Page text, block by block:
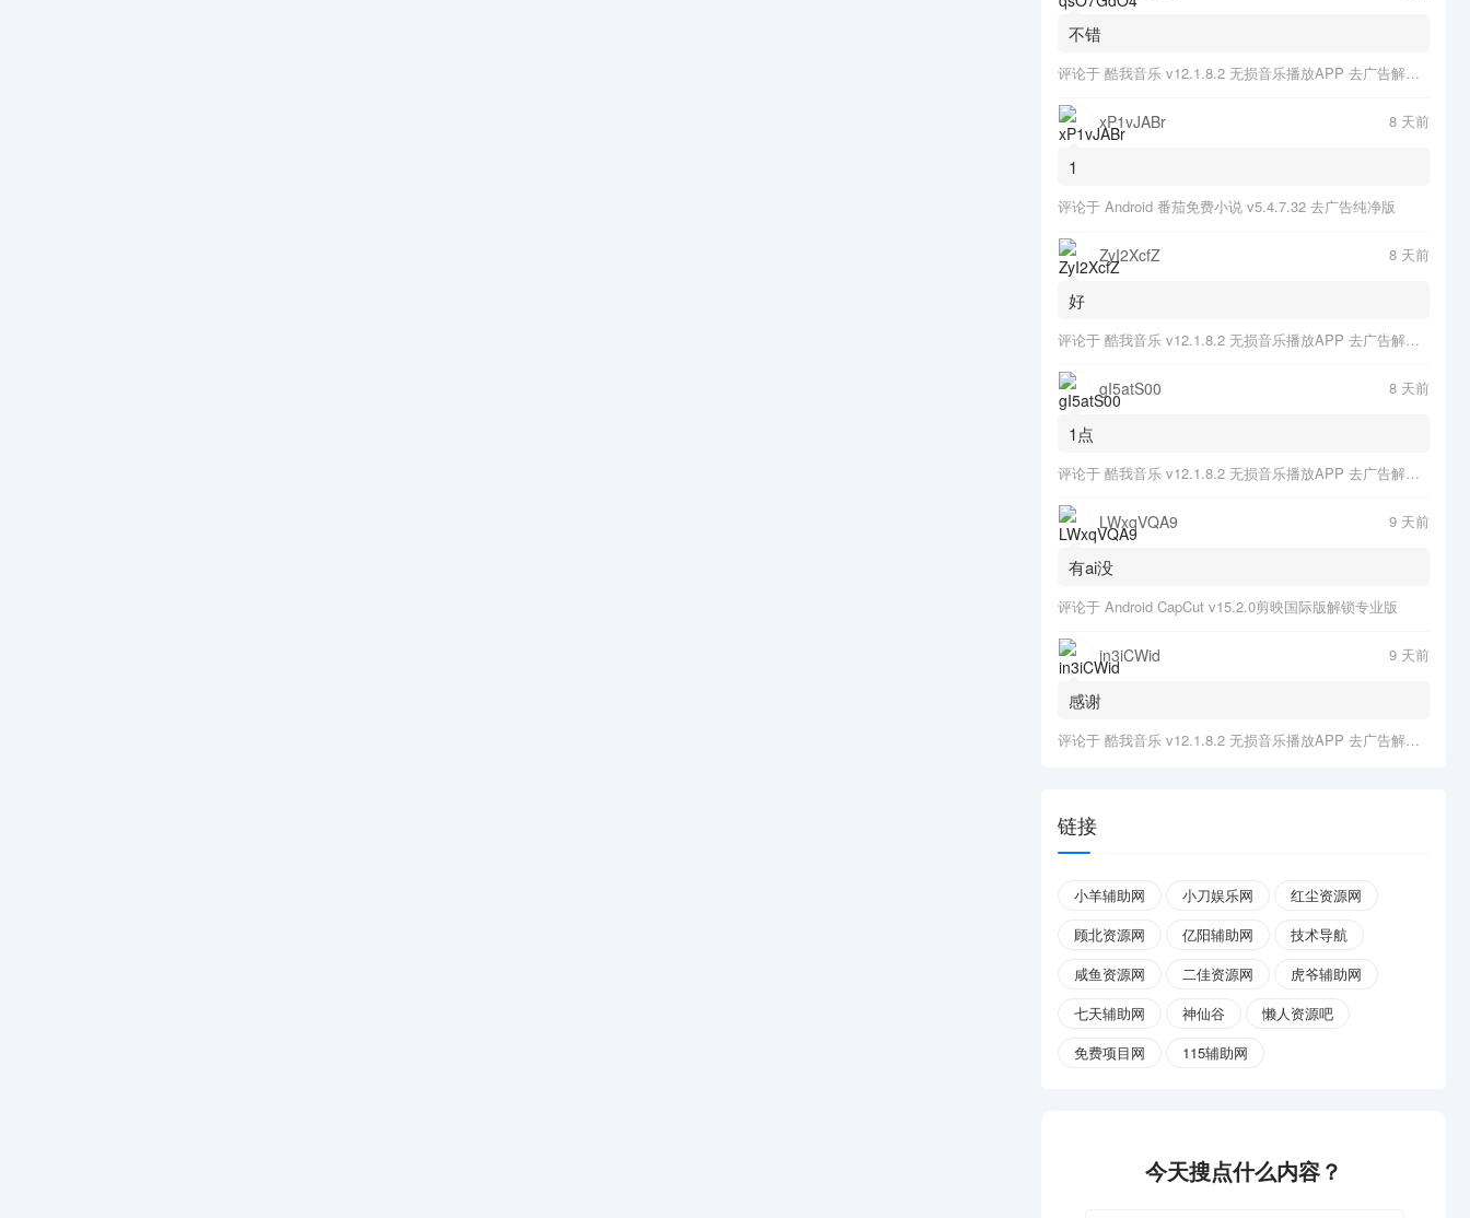
不错
评论于 酷我音乐 v12.1.8.2 无损音乐播放APP 去广告解锁会员版
xP1vJABr 8 天前
1
评论于 Android 番茄免费小说 v5.4.7.32 去广告纯净版
ZyI2XcfZ 8 天前
好
评论于 酷我音乐 v12.1.8.2 无损音乐播放APP 去广告解锁会员版
gI5atS00 8 天前
1点
评论于 酷我音乐 v12.1.8.2 无损音乐播放APP 去广告解锁会员版
LWxqVQA9 9 天前
有ai没
评论于 Android CapCut v15.2.0剪映国际版解锁专业版
in3iCWid 9 天前
感谢
评论于 酷我音乐 v12.1.8.2 无损音乐播放APP 去广告解锁会员版
链接
小羊辅助网 小刀娱乐网
红尘资源网
顾北资源网
亿阳辅助网
技术导航
咸鱼资源网
二佳资源网
虎爷辅助网
七天辅助网
神仙谷
懒人资源吧
免费项目网
115辅助网
今天搜点什么内容？